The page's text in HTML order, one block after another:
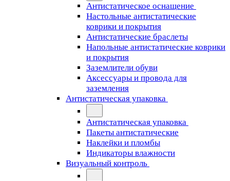
Антистатическое оснащение
Настольные антистатические
коврики и покрытия
Антистатические браслеты
Напольные антистатические коврики
и покрытия
Заземлители обуви
Аксессуары и провода для
заземления
Антистатическая упаковка
Антистатическая упаковка
Пакеты антистатические
Наклейки и пломбы
Индикаторы влажности
Визуальный контроль